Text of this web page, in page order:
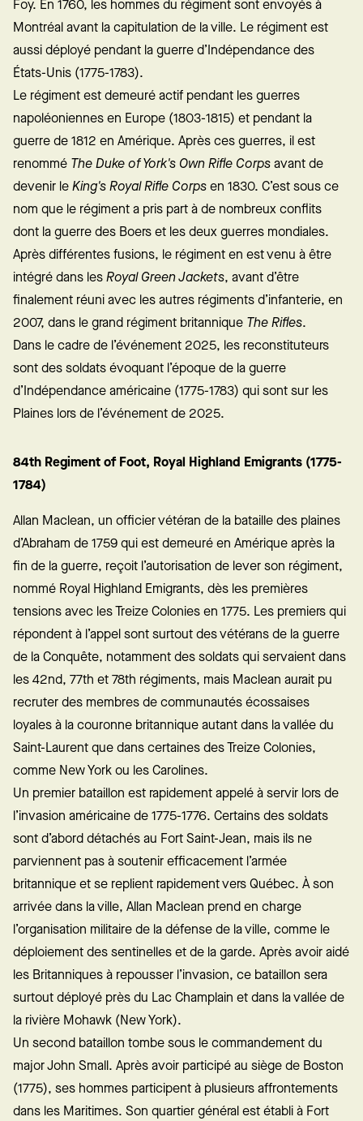
Foy. En 1760, les hommes du régiment sont envoyés à
Montréal avant la capitulation de la ville. Le régiment est
aussi déployé pendant la guerre d’Indépendance des
États-Unis (1775-1783).
Le régiment est demeuré actif pendant les guerres
napoléoniennes en Europe (1803-1815) et pendant la
guerre de 1812 en Amérique. Après ces guerres, il est
renommé The Duke of York's Own Rifle Corps avant de
devenir le King's Royal Rifle Corps en 1830. C’est sous ce
nom que le régiment a pris part à de nombreux conflits
dont la guerre des Boers et les deux guerres mondiales.
Après différentes fusions, le régiment en est venu à être
intégré dans les Royal Green Jackets, avant d’être
finalement réuni avec les autres régiments d’infanterie, en
2007, dans le grand régiment britannique The Rifles.
Dans le cadre de l’événement 2025, les reconstituteurs
sont des soldats évoquant l’époque de la guerre
d’Indépendance américaine (1775-1783) qui sont sur les
Plaines lors de l’événement de 2025.
84th Regiment of Foot, Royal Highland Emigrants (1775-
1784)
Allan Maclean, un officier vétéran de la bataille des plaines
d’Abraham de 1759 qui est demeuré en Amérique après la
fin de la guerre, reçoit l’autorisation de lever son régiment,
nommé Royal Highland Emigrants, dès les premières
tensions avec les Treize Colonies en 1775. Les premiers qui
répondent à l’appel sont surtout des vétérans de la guerre
de la Conquête, notamment des soldats qui servaient dans
les 42nd, 77th et 78th régiments, mais Maclean aurait pu
recruter des membres de communautés écossaises
loyales à la couronne britannique autant dans la vallée du
Saint-Laurent que dans certaines des Treize Colonies,
comme New York ou les Carolines.
Un premier bataillon est rapidement appelé à servir lors de
l’invasion américaine de 1775-1776. Certains des soldats
sont d’abord détachés au Fort Saint-Jean, mais ils ne
parviennent pas à soutenir efficacement l’armée
britannique et se replient rapidement vers Québec. À son
arrivée dans la ville, Allan Maclean prend en charge
l’organisation militaire de la défense de la ville, comme le
déploiement des sentinelles et de la garde. Après avoir aidé
les Britanniques à repousser l’invasion, ce bataillon sera
surtout déployé près du Lac Champlain et dans la vallée de
la rivière Mohawk (New York).
Un second bataillon tombe sous le commandement du
major John Small. Après avoir participé au siège de Boston
(1775), ses hommes participent à plusieurs affrontements
dans les Maritimes. Son quartier général est établi à Fort